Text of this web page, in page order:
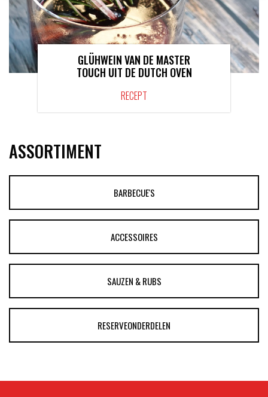
GLÜHWEIN VAN DE MASTER
TOUCH UIT DE DUTCH OVEN
RECEPT
ASSORTIMENT
BARBECUE'S
ACCESSOIRES
SAUZEN & RUBS
RESERVEONDERDELEN